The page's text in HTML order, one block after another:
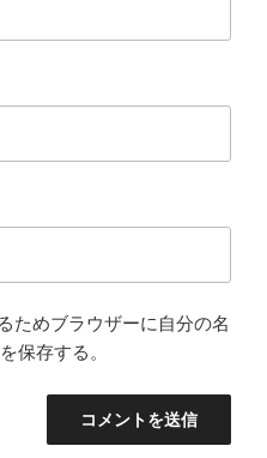
ためブラウザーに自分の名
保存する。